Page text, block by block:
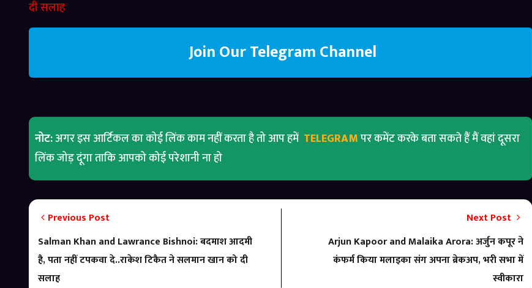
दी सलाह
Join Our Telegram Channel
नोट:अगर इस आर्टिकल का कोई लिंक काम नहीं करता है तो आप हमें TELEGRAMपर कमेंट करके बता सकते हैं मैं वहां दूसरा
लिंक जोड़ दूंगा ताकि आपको कोई परेशानी ना हो
Previous Post
Salman Khan and Lawrance Bishnoi: बदमाश आदमी
है, पता नहीं टपकवा दे..राकेश टिकैत ने सलमान खान को दी
सलाह
Next Post
Arjun Kapoor and Malaika Arora: अर्जुन कपूर ने
कंफर्म किया मलाइका संग अपना ब्रेकअप, भरी सभा में
स्वीकारा